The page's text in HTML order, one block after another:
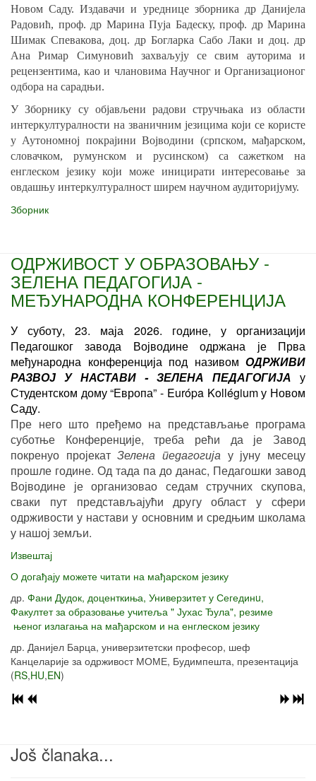
Новом Саду. Издавачи и уреднице зборника др Данијела
Радовић, проф. др Марина Пуја Бадеску, проф. др Марина
Шимак Спевакова, доц. др Богларка Сабо Лаки и доц. др
Ана Римар Симуновић захваљују се свим ауторима и
рецензентима, као и члановима Научног и Организационог
одбора на сарадњи.
У Зборнику су објављени радови стручњака из области
интеркултуралности на званичним језицима који се користе
у Аутономној покрајини Војводини (српском, мађарском,
словачком, румунском и русинском) са сажетком на
енглеском језику који може иницирати интересовање за
овдашњу интеркултуралност ширем научном аудиторијуму.
Зборник
ОДРЖИВОСТ У ОБРАЗОВАЊУ -
ЗЕЛЕНА ПЕДАГОГИЈА -
МЕЂУНАРОДНА КОНФЕРЕНЦИЈА
У суботу, 23. маја 2026. године, у организацији
Педагошког завода Војводине одржана је Прва
међународна конференција под називом ОДРЖИВИ
РАЗВОЈ У НАСТАВИ - ЗЕЛЕНА ПЕДАГОГИЈА у
Студентском дому “Европа” - Európa Kollégium у Новом
Саду.
Пре него што пређемо на представљање програма
суботње Конференције, треба рећи да је Завод
покренуо пројекатЗелена педагогија у јуну месецу
прошле године. Од тада па до данас, Педагошки завод
Војводине је организовао седам стручних скупова,
сваки пут представљајући другу област у сфери
одрживости у настави у основним и средњим школама
у нашој земљи.
Извештај
О догађају можете читати на мађарском језику
др. Фани Дудок, доценткиња, Универзитет у Сегединu,
Факултет за образовање учитеља " Јухас Ђула", резиме
њеног излагања на мађарском и на енглеском језику
др. Данијел Барца, универзитетски професор, шеф
Канцеларије за одрживост МОМЕ, Будимпешта, презентација
(RS,HU,EN)
Još članaka...